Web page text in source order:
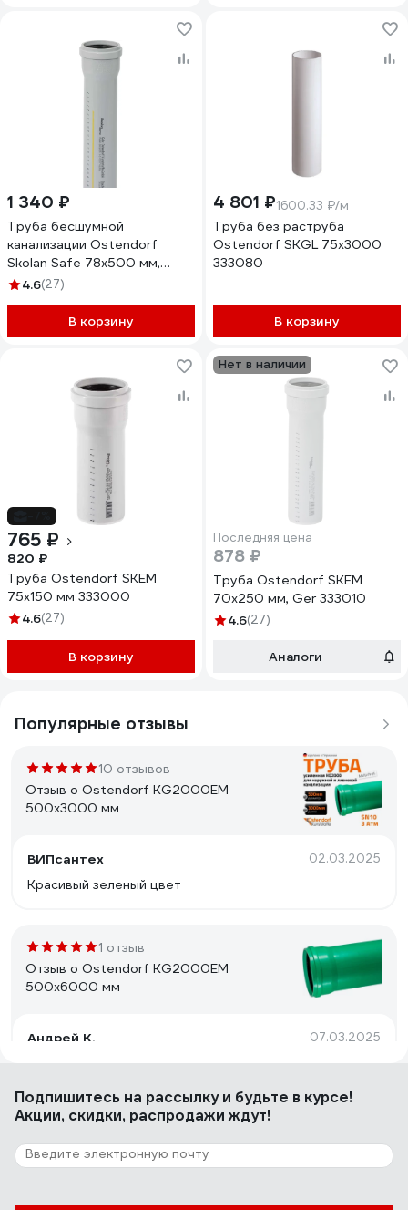
1 340 ₽
Труба бесшумной
канализации Ostendorf
Skolan Safe 78х500 мм,
SKEM 333020
4.6(27)
В корзину
4 801 ₽1600.33 ₽/м
Труба без раструба
Ostendorf SKGL 75x3000
333080
В корзину
765 ₽
820 ₽
Труба Ostendorf SKEM
75x150 мм 333000
4.6(27)
В корзину
Нет в наличии
Последняя цена
878 ₽
Труба Ostendorf SKEM
70x250 мм, Ger 333010
4.6(27)
Аналоги
Популярные отзывы
10 отзывов
Отзыв о Ostendorf KG2000EM
500x3000 мм
ВИПсантех 02.03.2025
Красивый зеленый цвет
1 отзыв
Отзыв о Ostendorf KG2000EM
500x6000 мм
Андрей К. 07.03.2025
Адекватная цена.
25 отзывов
Отзыв о Ostendorf 110х2000 мм
Подпишитесь на рассылкуи будьте в курсе!
Акции, скидки, распродажи ждут!